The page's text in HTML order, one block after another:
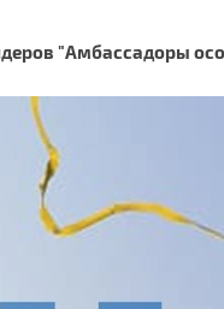
"Амбассадоры